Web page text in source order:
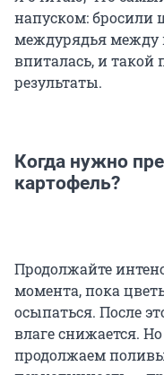
напуском: бросили
междурядья между
впиталась, и такой
результаты.
Когда нужно
картофель?
Продолжайте
момента, пока
осыпаться. После
влаге снижается.
продолжаем